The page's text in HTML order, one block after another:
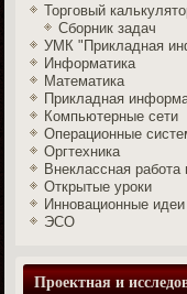
Торговый
Сборник задач
УМК "Прикладная
Информатика
Математика
Прикладная
Компьютерные сети
Операционные
Оргтехника
Внеклассная работа
Открытые уроки
Инновационные идеи
ЭСО
Проектная и